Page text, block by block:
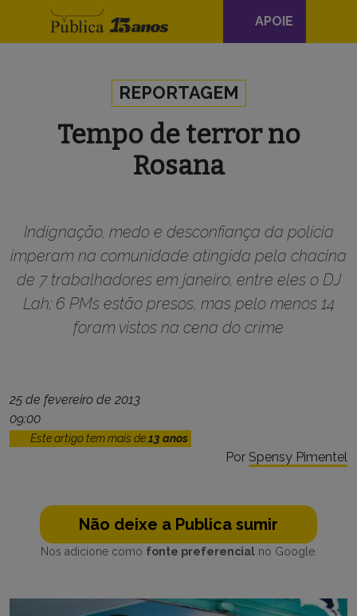
Navegação
principal
APOIE
REPORTAGEM
Tempo de terror no
Rosana
Indignação, medo e desconfiança da polícia
imperam na comunidade atingida pela chacina
de 7 trabalhadores em janeiro, entre eles o DJ
Lah; 6 PMs estão presos, mas pelo menos 14
foram vistos na cena do crime
25 de fevereiro de 2013
09:00
Este artigo tem mais de13 anos
Por Spensy Pimentel
Não deixe a Publica sumir
Nos adicione como fonte preferencialno Google.